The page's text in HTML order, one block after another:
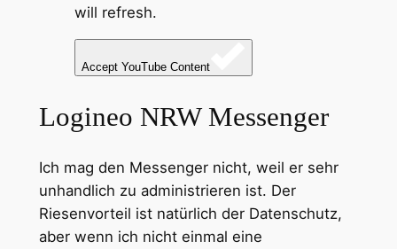
will refresh.
Accept YouTube Content
Logineo NRW Messenger
Ich mag den Messenger nicht, weil er sehr
unhandlich zu administrieren ist. Der
Riesenvorteil ist natürlich der Datenschutz,
aber wenn ich nicht einmal eine